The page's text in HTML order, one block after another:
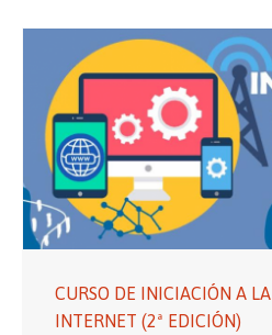
CURSO DE INICIACIÓN A
INTERNET (2ª EDICIÓN)